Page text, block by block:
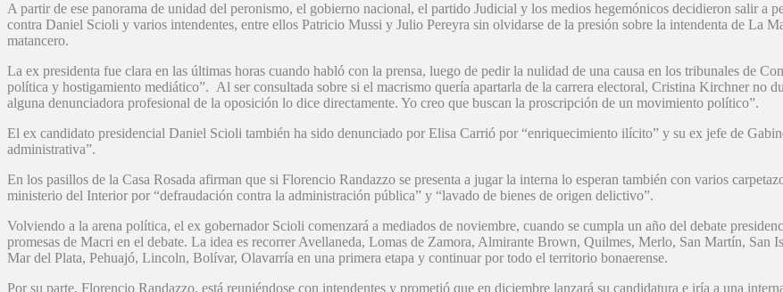
A partir de ese panorama de unidad del peronismo, el gobierno nacional, el partido Judicial y los medios hegemónicos decidieron salir a
contra Daniel Scioli y varios intendentes, entre ellos Patricio Mussi y Julio Pereyra sin olvidarse de la presión sobre la intendenta de La
matancero.
La ex presidenta fue clara en las últimas horas cuando habló con la prensa, luego de pedir la nulidad de una causa en los tribunales de
política y hostigamiento mediático”. Al ser consultada sobre si el macrismo quería apartarla de la carrera electoral, Cristina Kirchner no
alguna denunciadora profesional de la oposición lo dice directamente. Yo creo que buscan la proscripción de un movimiento político”.
El ex candidato presidencial Daniel Scioli también ha sido denunciado por Elisa Carrió por “enriquecimiento ilícito” y su ex jefe de
administrativa”.
En los pasillos de la Casa Rosada afirman que si Florencio Randazzo se presenta a jugar la interna lo esperan también con varios
ministerio del Interior por “defraudación contra la administración pública” y “lavado de bienes de origen delictivo”.
Volviendo a la arena política, el ex gobernador Scioli comenzará a mediados de noviembre, cuando se cumpla un año del debate
promesas de Macri en el debate. La idea es recorrer Avellaneda, Lomas de Zamora, Almirante Brown, Quilmes, Merlo, San Martín,
Mar del Plata, Pehuajó, Lincoln, Bolívar, Olavarría en una primera etapa y continuar por todo el territorio bonaerense.
Por su parte, Florencio Randazzo, está reuniéndose con intendentes y prometió que en diciembre lanzará su candidatura e iría a una